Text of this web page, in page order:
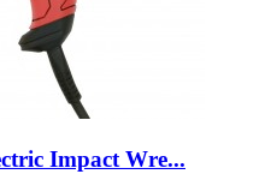
Impact Wre...